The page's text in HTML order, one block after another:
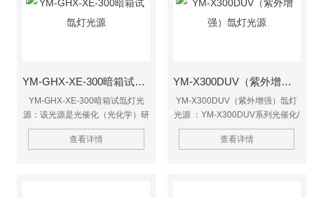
YM-GHX-XE-300暗箱试氙灯光源
YM-GHX-XE-300暗箱试氙灯光
源：该光源是光催化（光化学）研
究级光源。广泛应用于光解水制
氢、光降解污染物、各类模拟日光
查看详情
YM-X300DUV（紫外增强）氙灯光源
YM-X300DUV（紫外增强）氙灯
光源 ：YM-X300DUV系列光催化/
光解水制氢氙灯光源，是针对光催
化应用的研究级的氙灯光源。光源
查看详情